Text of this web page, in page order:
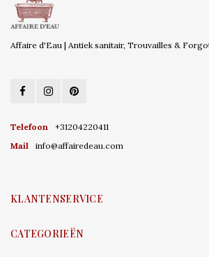
Affaire d'Eau | Antiek sanitair, Trouvailles &
Telefoon
+31204220411
Mail
info@affairedeau.com
KLANTENSERVICE
CATEGORIEËN